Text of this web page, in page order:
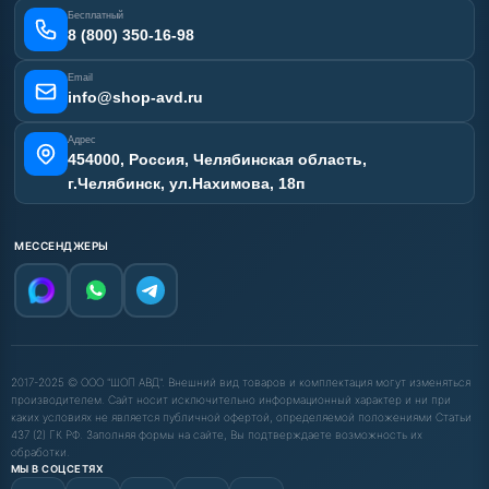
Отзывы наших клиентов
Карта сайта
Бесплатный
8 (800) 350-16-98
Email
info@shop-avd.ru
Адрес
454000, Россия, Челябинская область,
г.Челябинск, ул.Нахимова, 18п
МЕССЕНДЖЕРЫ
2017-2025 © ООО "ШОП АВД". Внешний вид товаров и комплектация могут изменяться
производителем. Сайт носит исключительно информационный характер и ни при
каких условиях не является публичной офертой, определяемой положениями Статьи
437 (2) ГК РФ. Заполняя формы на сайте, Вы подтверждаете возможность их
обработки.
МЫ В СОЦСЕТЯХ